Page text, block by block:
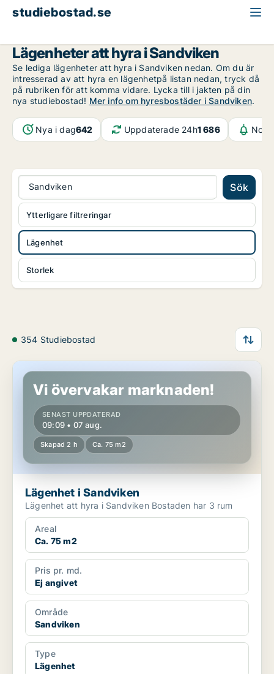
studiebostad.se
Lägenheter att hyra i Sandviken
Se lediga lägenheter att hyra i Sandviken nedan. Om du är
intresserad av att hyra en lägenhetpå listan nedan, tryck då
på rubriken för att komma vidare. Lycka till i jakten på din
nya studiebostad! Mer info om hyresbostäder i Sandviken.
Nya i dag642 Uppdaterade 24h1 686
Sandviken Sök
Lägenhet
Storlek
Ytterligare filtreringar
354 Studiebostad
Lägenhet i Sandviken
Vi övervakar marknaden!
SENAST UPPDATERAD
09:09 • 07 aug.
Skapad 2 h Ca. 75 m2
Lägenhet i Sandviken
Lägenhet att hyra i Sandviken Bostaden har 3 rum
Areal
Ca. 75 m2
Pris pr. md.
Ej angivet
Område
Sandviken
Type
Lägenhet